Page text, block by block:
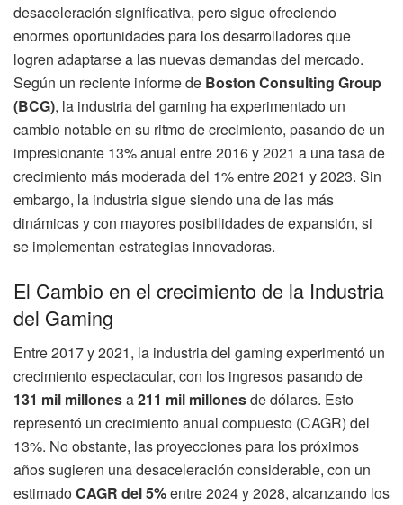
desaceleración significativa, pero sigue ofreciendo
enormes oportunidades para los desarrolladores que
logren adaptarse a las nuevas demandas del mercado.
Según un reciente informe de Boston Consulting Group
(BCG), la industria del gaming ha experimentado un
cambio notable en su ritmo de crecimiento, pasando de un
impresionante 13% anual entre 2016 y 2021 a una tasa de
crecimiento más moderada del 1% entre 2021 y 2023. Sin
embargo, la industria sigue siendo una de las más
dinámicas y con mayores posibilidades de expansión, si
se implementan estrategias innovadoras.
El Cambio en el crecimiento de la Industria
del Gaming
Entre 2017 y 2021, la industria del gaming experimentó un
crecimiento espectacular, con los ingresos pasando de
131 mil millonesa211 mil millonesde dólares. Esto
representó un crecimiento anual compuesto (CAGR) del
13%. No obstante, las proyecciones para los próximos
años sugieren una desaceleración considerable, con un
estimadoCAGR del 5%entre 2024 y 2028, alcanzando los